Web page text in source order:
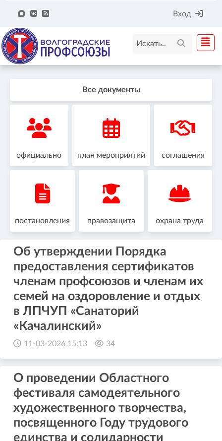
Вход
Все документы
официально план мероприятий соглашения
постановления правозащита охрана труда
Об утверждении Порядка
предоставления сертификатов
членам профсоюзов и членам их
семей на оздоровление и отдых
в ЛПЧУП «Санаторий
«Качалинский»
11-03-2026 15:13 34
О проведении Областного
фестиваля самодеятельного
художественного творчества,
посвященного Году трудового
единства и солидарности